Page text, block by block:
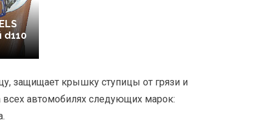
d110
защищает крышку ступицы от грязи и
автомобилях следующих марок: